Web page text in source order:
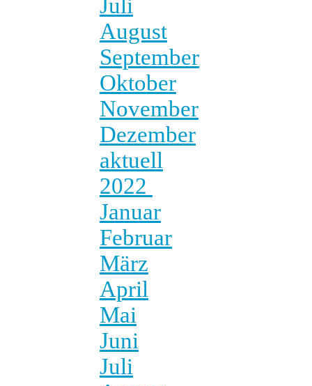
Juli
August
September
Oktober
November
Dezember
aktuell
2022
Januar
Februar
März
April
Mai
Juni
Juli